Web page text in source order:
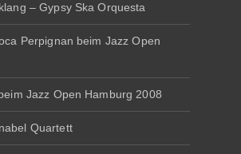
– Gypsy Ska Orquesta
Perpignan beim Jazz Open
Jazz Open Hamburg 2008
Quartett